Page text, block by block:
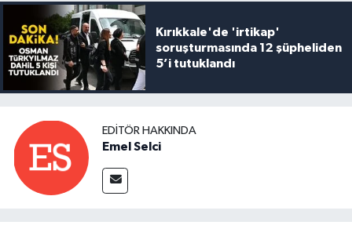
Kırıkkale'de 'irtikap'
soruşturmasında 12 şüpheliden
5’i tutuklandı
EDITÖR HAKKINDA
Emel Selci